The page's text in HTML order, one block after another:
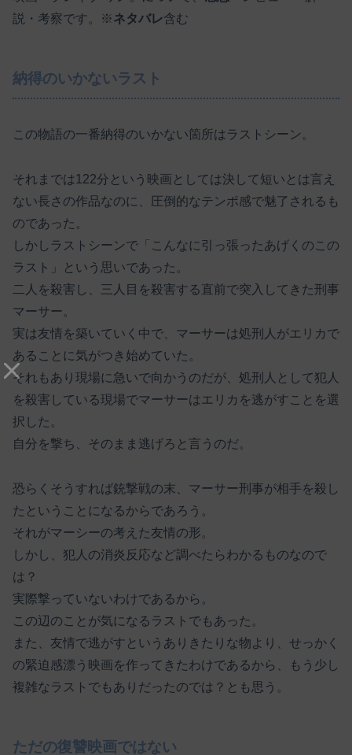
説・考察です。※ネタバレ含む
納得のいかないラスト
この物語の一番納得のいかない箇所はラストシーン。
それまでは122分という映画としては決して短いとは言え
ない長さの作品なのに、圧倒的なテンポ感で魅了されるも
のであった。
しかしラストシーンで「こんなに引っ張ったあげくのこの
ラスト」という思いであった。
二人を殺害し、三人目を殺害する直前で突入してきた刑事
マーサー。
実は友情を築いていく中で、マーサーは処刑人がエリカで
あることに気がつき始めていた。
それもあり現場に急いで向かうのだが、処刑人として犯人
を殺害している現場でマーサーはエリカを逃がすことを選
択した。
自分を撃ち、そのまま逃げろと言うのだ。
恐らくそうすれば銃撃戦の末、マーサー刑事が相手を殺し
たということになるからであろう。
それがマーシーの考えた友情の形。
しかし、犯人の消炎反応など調べたらわかるものなので
は？
実際撃っていないわけであるから。
この辺のことが気になるラストでもあった。
また、友情で逃がすというありきたりな物より、せっかく
の緊迫感漂う映画を作ってきたわけであるから、もう少し
複雑なラストでもありだったのでは？とも思う。
ただの復讐映画ではない